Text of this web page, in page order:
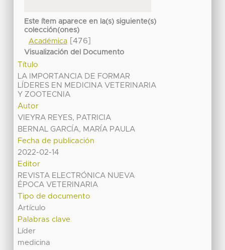
Este ítem aparece en la(s) siguiente(s)
colección(ones)
Académica[476]
Visualización del Documento
Título
LA IMPORTANCIA DE FORMAR
LÍDERES EN MEDICINA VETERINARIA
Y ZOOTECNIA
Autor
VIEYRA REYES, PATRICIA
BERNAL GARCÍA, MARÍA PAULA
Fecha de publicación
2022-02-14
Editor
REVISTA ELECTRÓNICA NUEVA
ÉPOCA VETERINARIA
Tipo de documento
Artículo
Palabras clave
Líder
medicina